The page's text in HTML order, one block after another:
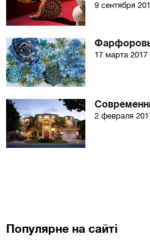
9 сентября
17 марта 2017
2 февраля
Популярне на сайті